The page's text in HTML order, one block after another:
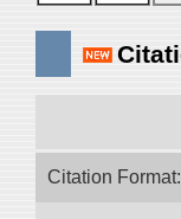
Citation Format: